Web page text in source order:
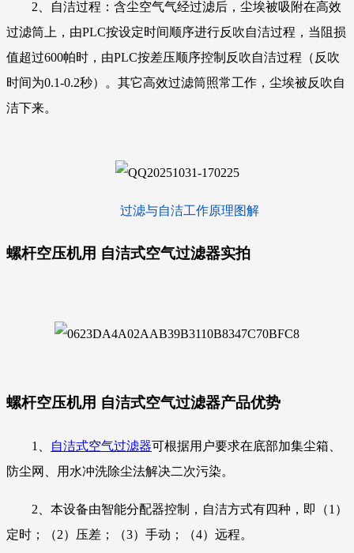
2、自洁过程：含尘空气气经过滤后，尘埃被吸附在高效
过滤筒上，由PLC按设定时间顺序进行反吹自洁过程，当阻损
值超过600帕时，由PLC按差压顺序控制反吹自洁过程（反吹
时间为0.1-0.2秒）。其它高效过滤筒照常工作，尘埃被反吹自
洁下来。
过滤与自洁工作原理图解
螺杆空压机用 自洁式空气过滤器实拍
螺杆空压机用 自洁式空气过滤器产品优势
1、 自洁式空气过滤器可根据用户要求在底部加集尘箱、
防尘网、用水冲洗除尘法解决二次污染。
2、本设备由智能分配器控制，自洁方式有四种，即（1）
定时；（2）压差；（3）手动；（4）远程。